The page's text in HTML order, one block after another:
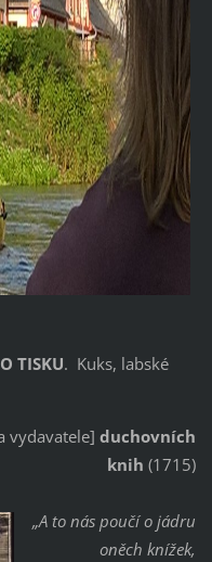
TISKU. Kuks, labské
vydavatele]duchovních
knih (1715)
„A to nás poučí o jádru
oněch knížek,